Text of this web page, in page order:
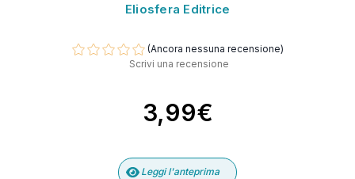
Eliosfera Editrice
(Ancora nessuna recensione)
Scrivi una recensione
3,99€
Leggi l'anteprima